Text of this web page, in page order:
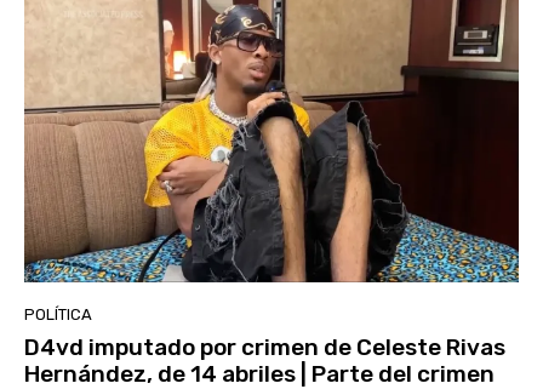
POLÍTICA
D4vd imputado por crimen de Celeste Rivas
Hernández, de 14 abriles | Parte del crimen